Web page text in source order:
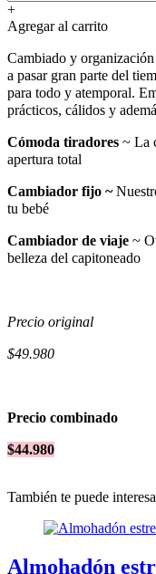
+
Agregar al carrito
Cambiado y
a pasar gran parte del
para todo y atemporal.
prácticos, cálidos y
Cómoda tiradores ~ La
apertura total
Cambiador fijo ~
tu bebé
Cambiador de viaje ~
belleza del capitoneado
Precio original
$49.980
Precio combinado
$44.980
También te puede
Almohadón